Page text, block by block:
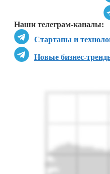
Наши телеграм-каналы:
Стартапы и
Новые бизнес-